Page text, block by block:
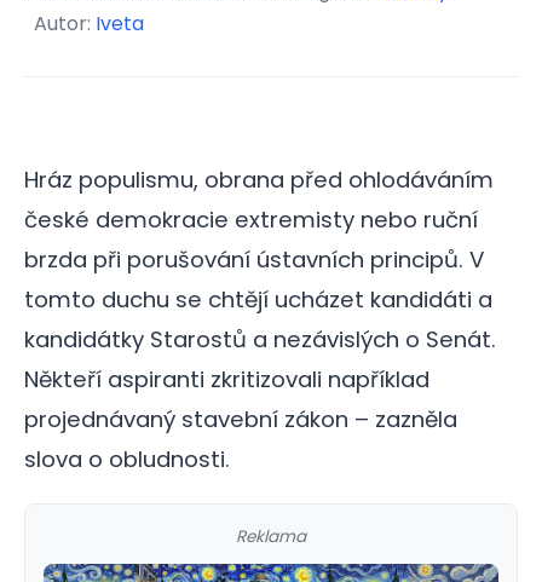
Autor: Iveta
Hráz populismu, obrana před ohlodáváním
české demokracie extremisty nebo ruční
brzda při porušování ústavních principů. V
tomto duchu se chtějí ucházet kandidáti a
kandidátky Starostů a nezávislých o Senát.
Někteří aspiranti zkritizovali například
projednávaný stavební zákon – zazněla
slova o obludnosti.
Reklama